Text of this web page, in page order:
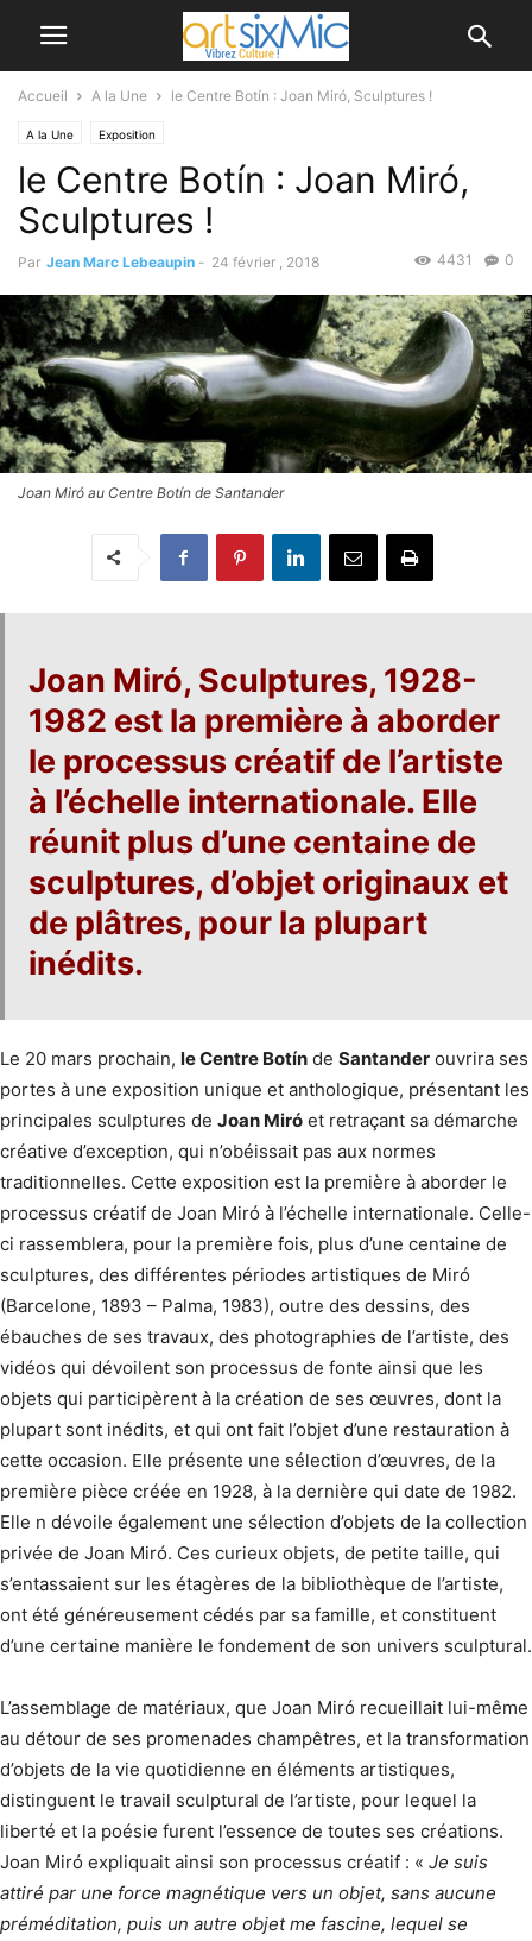
Accueil A la Une le Centre Botín : Joan Miró, Sculptures !
A la Une Exposition
le Centre Botín : Joan Miró,
Sculptures !
Par Jean Marc Lebeaupin - 24 février , 2018 0
4431
Joan Miró au Centre Botín de Santander
Joan Miró, Sculptures, 1928-
1982 est la première à aborder
le processus créatif de l’artiste
à l’échelle internationale. Elle
réunit plus d’une centaine de
sculptures, d’objet originaux et
de plâtres, pour la plupart
inédits.
Le 20 mars prochain, le Centre Botín de Santander ouvrira ses
portes à une exposition unique et anthologique, présentant les
principales sculptures de Joan Miró et retraçant sa démarche
créative d’exception, qui n’obéissait pas aux normes
traditionnelles. Cette exposition est la première à aborder le
processus créatif de Joan Miró à l’échelle internationale. Celle-
ci rassemblera, pour la première fois, plus d’une centaine de
sculptures, des différentes périodes artistiques de Miró
(Barcelone, 1893 – Palma, 1983), outre des dessins, des
ébauches de ses travaux, des photographies de l’artiste, des
vidéos qui dévoilent son processus de fonte ainsi que les
objets qui participèrent à la création de ses œuvres, dont la
plupart sont inédits, et qui ont fait l’objet d’une restauration à
cette occasion. Elle présente une sélection d’œuvres, de la
première pièce créée en 1928, à la dernière qui date de 1982.
Elle n dévoile également une sélection d’objets de la collection
privée de Joan Miró. Ces curieux objets, de petite taille, qui
s’entassaient sur les étagères de la bibliothèque de l’artiste,
ont été généreusement cédés par sa famille, et constituent
d’une certaine manière le fondement de son univers sculptural.
L’assemblage de matériaux, que Joan Miró recueillait lui-même
au détour de ses promenades champêtres, et la transformation
d’objets de la vie quotidienne en éléments artistiques,
distinguent le travail sculptural de l’artiste, pour lequel la
liberté et la poésie furent l’essence de toutes ses créations.
Joan Miró expliquait ainsi son processus créatif : « Je suis
attiré par une force magnétique vers un objet, sans aucune
préméditation, puis un autre objet me fascine, lequel se